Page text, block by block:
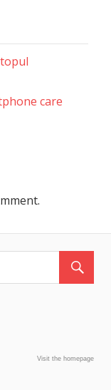
care
Visit the homepage